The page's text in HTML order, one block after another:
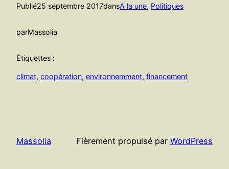
Publié25 septembre 2017dansA la une, Politiques
parMassolia
Étiquettes :
climat, coopération, environnemment, financement
Massolia Fièrement propulsé par WordPress